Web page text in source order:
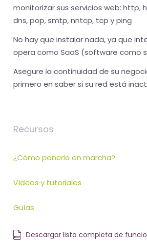
monitorizar sus servicios web: http,
dns, pop, smtp, nntcp, tcp y ping
No hay que instalar nada, ya que
opera como SaaS (software como
Asegure la continuidad de su
primero en saber si su red está
Recursos
¿Cómo ponerlo en marcha?
Vídeos y tutoriales
Guías
Descargar lista completa de